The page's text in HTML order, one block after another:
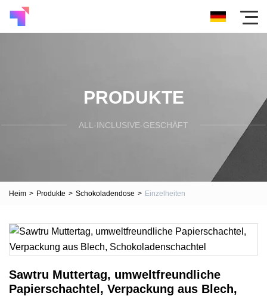
PRODUKTE
ALL-INCLUSIVE-GESCHÄFT
Heim > Produkte > Schokoladendose > Einzelheiten
Sawtru Muttertag, umweltfreundliche
Papierschachtel, Verpackung aus Blech,